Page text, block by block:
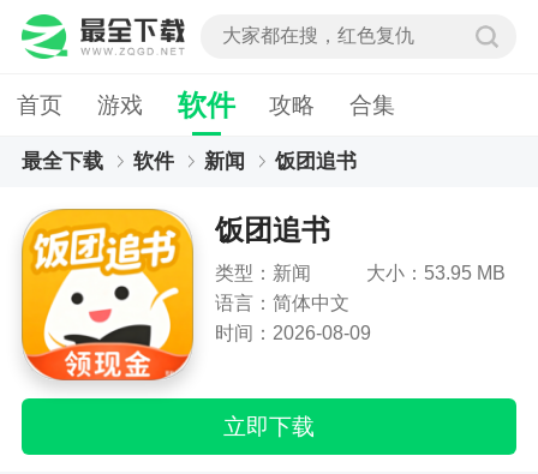
首页 游戏 软件 攻略 合集
最全下载 软件 新闻 饭团追书
饭团追书
类型：新闻
大小：53.95 MB
语言：简体中文
时间：2026-08-09
立即下载